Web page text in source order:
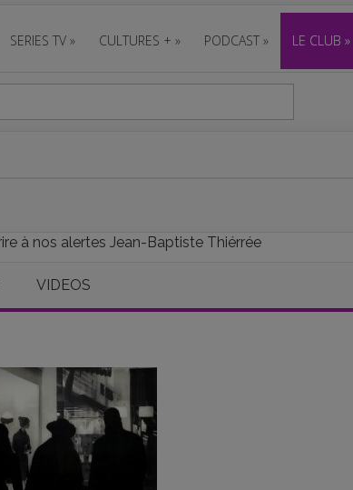
SERIES TV » CULTURES + » PODCAST » LE CLUB »
à nos alertes Jean-Baptiste Thiérrée
VIDEOS